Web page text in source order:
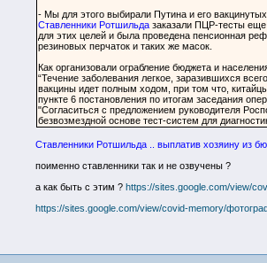
- Мы для этого выбирали Путина и его
Ставленники Ротшильдазаказали ПЦР-тесты
для этих целей и была проведена пенсионная
резиновых перчаток и таких же масок.
Как организовали ограбление бюджета и
“Течение заболевания легкое, заразившихся
вакцины идет полным ходом, при том что,
пункте 6 постановления по итогам заседания
"Согласиться с предложением руководителя
безвозмездной основе тест-систем для
Ставленники Ротшильда .. выплатив хозяину из
поименно ставленники так и не озвучены ?
а как быть с этим ? https://sites.google.com/view/
https://sites.google.com/view/covid-memory/